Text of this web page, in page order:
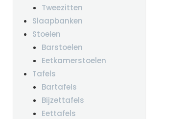
Tweezitten
Slaapbanken
Stoelen
Barstoelen
Eetkamerstoelen
Tafels
Bartafels
Bijzettafels
Eettafels